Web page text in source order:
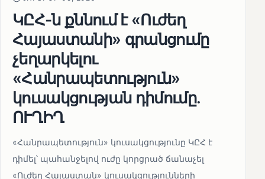
ԿԸՀ-ն քննում է «Ուժեղ
Հայաստանի» գրանցումը
չեղարկելու
«Հանրապետություն»
կուսակցության դիմումը.
ՈՒՂԻՂ
«Հանրապետություն» կուսակցությունը ԿԸՀ է
դիմել՝ պահանջելով ուժը կորցրած ճանաչել
«Ուժեղ Հայաստան» կուսակցությունների